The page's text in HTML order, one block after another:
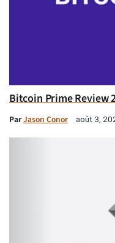
Bitcoin Prime Review
ParJason Conor août 3,